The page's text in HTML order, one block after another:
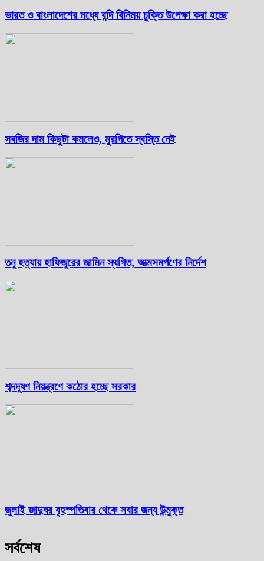
ভারত ও বাংলাদেশের মধ্যে বন্দি বিনিময় চুক্তি উপেক্ষা করা হচ্ছে
সবজির দাম কিছুটা কমলেও, মুরগিতে স্বস্তি নেই
তনু হত্যায় হাফিজুরের জামিন স্থগিত, আত্মসমর্পণের নির্দেশ
শব্দদূষণ নিয়ন্ত্রণে কঠোর হচ্ছে সরকার
জুলাই জাদুঘর বৃহস্পতিবার থেকে সবার জন্য উন্মুক্ত
সর্বশেষ